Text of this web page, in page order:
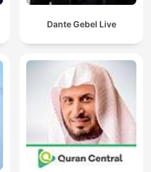
Dante Gebel Live